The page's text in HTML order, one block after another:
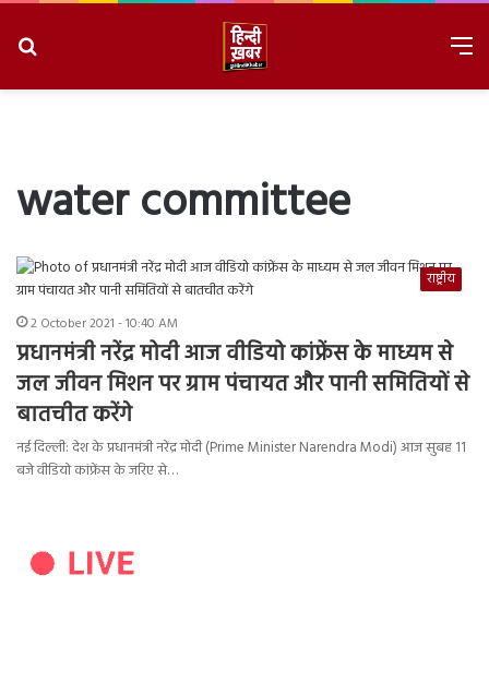
water committee
राष्ट्रीय
2 October 2021 - 10:40 AM
प्रधानमंत्री नरेंद्र मोदी आज वीडियो कांफ्रेंस के माध्यम से
जल जीवन मिशन पर ग्राम पंचायत और पानी समितियों से
बातचीत करेंगे
नई दिल्ली: देश के प्रधानमंत्री नरेंद्र मोदी (Prime Minister Narendra Modi) आज सुबह 11
बजे वीडियो कांफ्रेंस के जरिए से…